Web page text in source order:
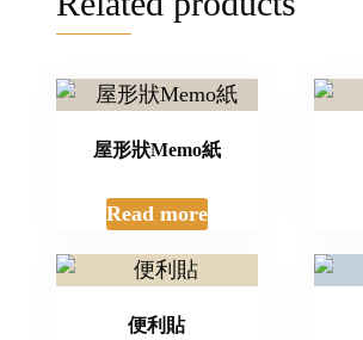
屋形狀Memo紙
Read more
便利貼